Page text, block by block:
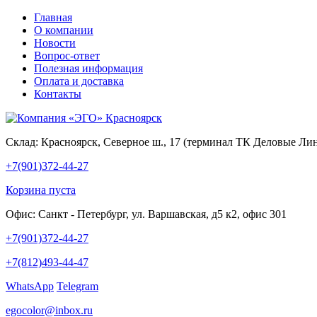
Главная
О компании
Новости
Вопрос-ответ
Полезная информация
Оплата и доставка
Контакты
Склад: Красноярск, Северное ш., 17 (терминал ТК Деловые
+7(901)372-44-27
Корзина пуста
Офис: Санкт - Петербург, ул. Варшавская, д5 к2, офис 301
+7(901)372-44-27
+7(812)493-44-47
WhatsApp Telegram
egocolor@inbox.ru